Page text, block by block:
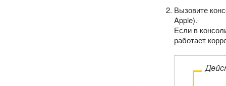
Вызовите
Apple).
Если в
работает